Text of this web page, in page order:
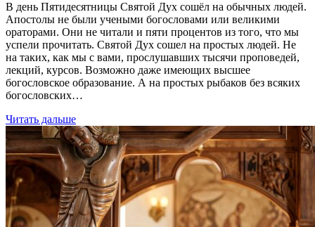
В день Пятидесятницы Святой Дух сошёл на обычных людей.
Апостолы не были учеными богословами или великими
ораторами. Они не читали и пяти процентов из того, что мы
успели прочитать. Святой Дух сошел на простых людей. Не
на таких, как мы с вами, прослушавших тысячи проповедей,
лекций, курсов. Возможно даже имеющих высшее
богословское образование. А на простых рыбаков без всяких
богословских…
Читать дальше